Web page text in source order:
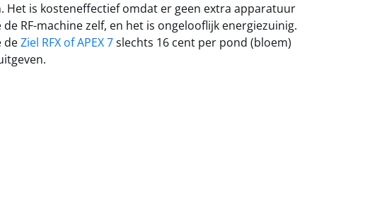
Het is kosteneffectief omdat er geen extra apparatuur
RF-machine zelf, en het is ongelooflijk energiezuinig.
deZiel RFX of APEX 7slechts 16 cent per pond (bloem)